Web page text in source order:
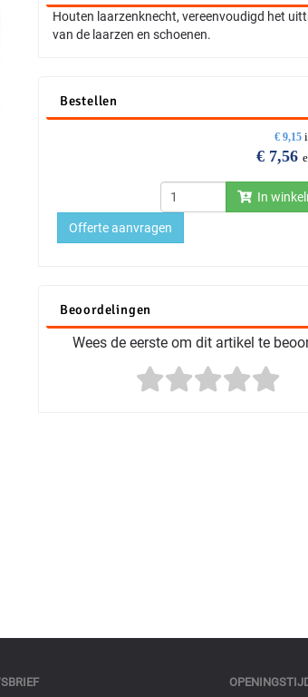
Houten laarzenknecht, vereenvoudigd het
van de laarzen en schoenen.
Bestellen
€ 9,15
€ 7,56
In
Offerte aanvragen
Beoordelingen
Wees de eerste om dit artikel te